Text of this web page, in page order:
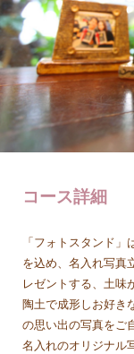
コース詳細
「フォトスタンド
を込め、名入れ写真
レゼントする、土味
陶土で成形しお好き
の思い出の写真をご
名入れのオリジナル